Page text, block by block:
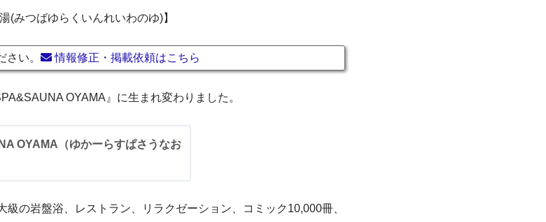
(みつばゆらくいんれいわのゆ)】
い。 情報修正・掲載依頼はこちら
OYAMA』に生まれ変わりました。
OYAMA（ゆかーらすぱさうなお
の岩盤浴、レストラン、リラクゼーション、コミック10,000冊、